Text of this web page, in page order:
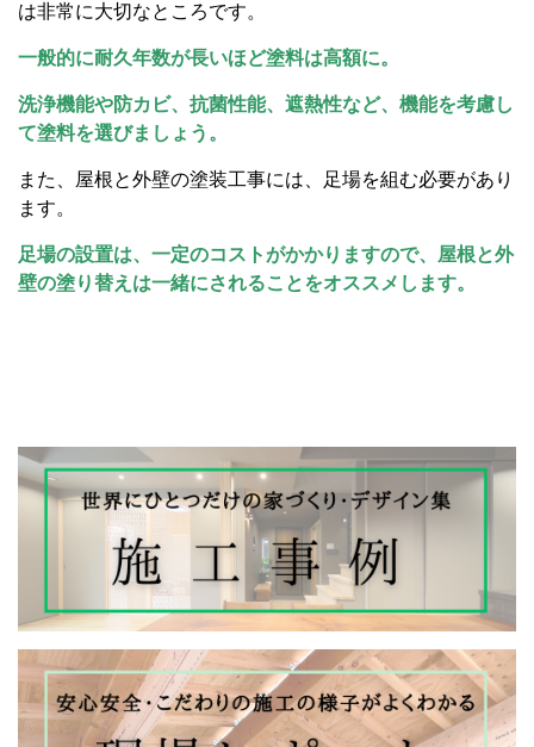
は非常に大切なところです。
一般的に耐久年数が長いほど塗料は高額に。
洗浄機能や防カビ、抗菌性能、遮熱性など、機能を考慮し
て塗料を選びましょう。
また、屋根と外壁の塗装工事には、足場を組む必要があり
ます。
足場の設置は、一定のコストがかかりますので、屋根と外
壁の塗り替えは一緒にされることをオススメします。